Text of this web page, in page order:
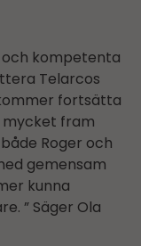
och kompetenta
Telarcos
fortsätta
mycket fram
Roger och
gemensam
kunna
” Säger Ola